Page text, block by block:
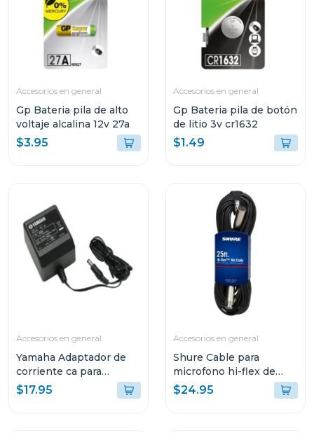
Accesorios en general
Gp Bateria pila de alto
voltaje alcalina 12v 27a
$3.95
Accesorios en general
Gp Bateria pila de botón
de litio 3v cr1632
$1.49
Accesorios en general
Yamaha Adaptador de
corriente ca para
teclados pa3
$17.95
Accesorios en general
Shure Cable para
microfono hi-flex de
7.5m c25
$24.95